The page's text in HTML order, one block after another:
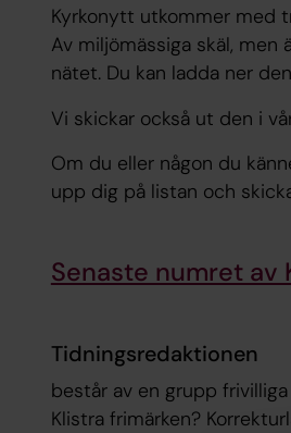
Kyrkonytt utkommer med
Av miljömässiga skäl, men
nätet. Du kan ladda ner
Vi skickar också ut den i
Om du eller någon du
upp dig på listan och
Senaste numret av
Tidningsredaktionen
består av en grupp
Klistra frimärken?